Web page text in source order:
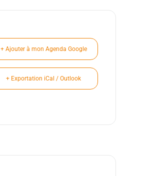
+ Ajouter à mon Agenda Google
+ Exportation iCal / Outlook